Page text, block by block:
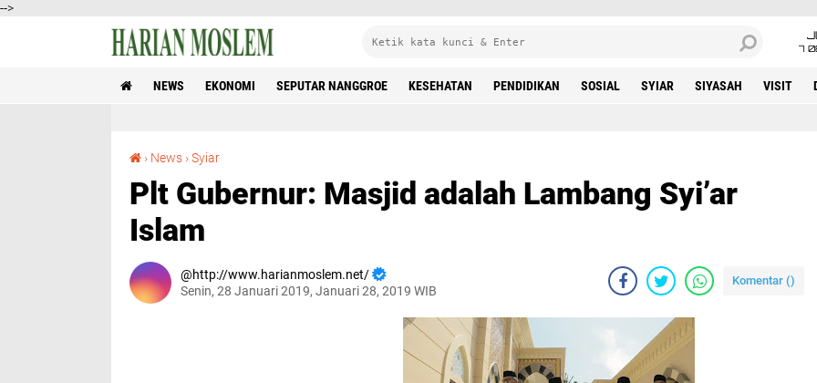
-->
7
NEWS EKONOMI SEPUTAR NANGGROE KESEHATAN PENDIDIKAN SOSIAL SYIAR SIYASAH VISIT
› News ›Syiar
Plt Gubernur: Masjid adalah Lambang Syi’ar
Islam
http://www.harianmoslem.net/
Senin, 28 Januari 2019, Januari 28, 2019 WIB
Komentar ()